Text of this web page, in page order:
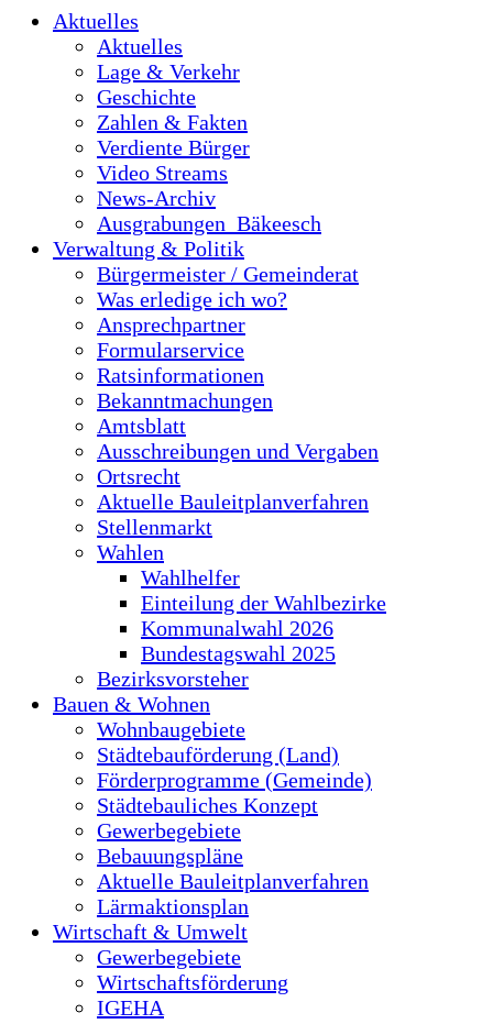
Aktuelles
Aktuelles
Lage & Verkehr
Geschichte
Zahlen & Fakten
Verdiente Bürger
Video Streams
News-Archiv
Ausgrabungen_Bäkeesch
Verwaltung & Politik
Bürgermeister / Gemeinderat
Was erledige ich wo?
Ansprechpartner
Formularservice
Ratsinformationen
Bekanntmachungen
Amtsblatt
Ausschreibungen und Vergaben
Ortsrecht
Aktuelle Bauleitplanverfahren
Stellenmarkt
Wahlen
Wahlhelfer
Einteilung der Wahlbezirke
Kommunalwahl 2026
Bundestagswahl 2025
Bezirksvorsteher
Bauen & Wohnen
Wohnbaugebiete
Städtebauförderung (Land)
Förderprogramme (Gemeinde)
Städtebauliches Konzept
Gewerbegebiete
Bebauungspläne
Aktuelle Bauleitplanverfahren
Lärmaktionsplan
Wirtschaft & Umwelt
Gewerbegebiete
Wirtschaftsförderung
IGEHA